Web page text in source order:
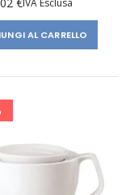
AL CARRELLO